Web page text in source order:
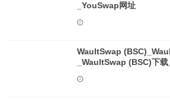
_YouSwap网址
WaultSwap
_WaultSwap (BSC)下